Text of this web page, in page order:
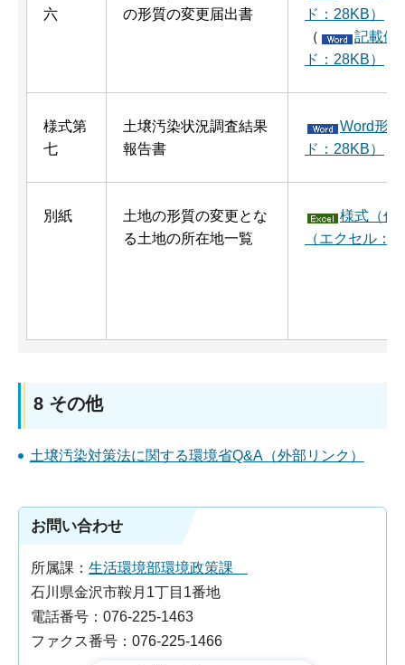
六
の形質の変更届出書
ド：28KB）
（
記載例
ド：28KB）
様式第
七
土壌汚染状況調査結果
報告書
Word形
ド：28KB）
別紙
土地の形質の変更とな
る土地の所在地一覧
様式（作
（エクセル：
8 その他
土壌汚染対策法に関する環境省Q&A（外部リンク）
お問い合わせ
所属課： 生活環境部環境政策課
石川県金沢市鞍月1丁目1番地
電話番号：076-225-1463
ファクス番号：076-225-1466